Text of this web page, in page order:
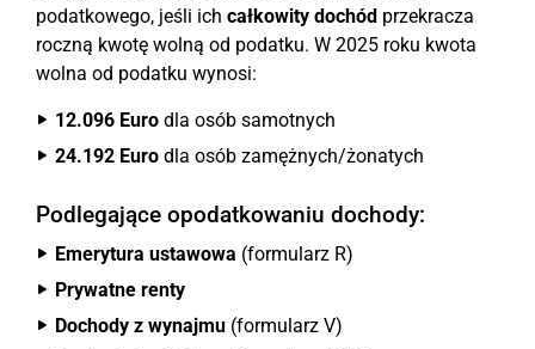
podatkowego, jeśli ich całkowity dochód przekracza
roczną kwotę wolną od podatku. W 2025 roku kwota
wolna od podatku wynosi:
12.096 Euro dla osób samotnych
24.192 Euro dla osób zamężnych/żonatych
Podlegające opodatkowaniu dochody:
Emerytura ustawowa (formularz R)
Prywatne renty
Dochody z wynajmu (formularz V)